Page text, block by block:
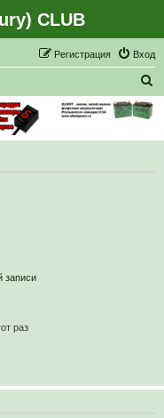
CLUB
Вход
Регистрация
с
записи
раз